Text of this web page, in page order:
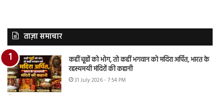
ताज़ा समाचार
कहीं चूहों को भोग, तो कहीं भगवान को मदिरा अर्पित, भारत के
रहस्यमयी मंदिरों की कहानी
31 July 2026 - 7:54 PM